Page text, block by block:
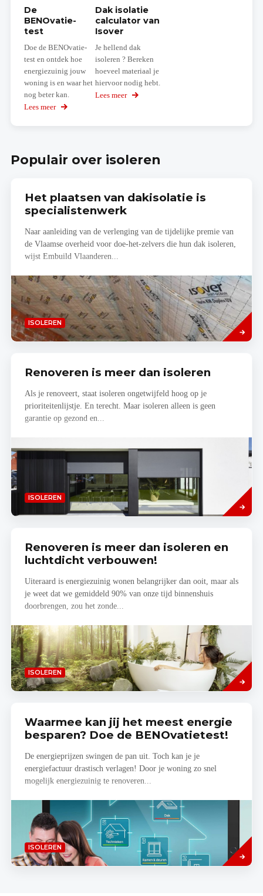
De
BENOvatie-
test
Doe de BENOvatie-
test en ontdek hoe
energiezuinig jouw
woning is en waar het
nog beter kan.
Lees meer over
Dak isolatie
calculator van
Isover
Je hellend dak
isoleren ? Bereken
hoeveel materiaal je
hiervoor nodig hebt.
Lees meer over
Populair over isoleren
Het plaatsen van dakisolatie is
specialistenwerk
Naar aanleiding van de verlenging van de tijdelijke premie van
de Vlaamse overheid voor doe-het-zelvers die hun dak isoleren,
wijst Embuild Vlaanderen...
ISOLEREN
Lees
meer
Renoveren is meer dan isoleren
Als je renoveert, staat isoleren ongetwijfeld hoog op je
prioriteitenlijstje. En terecht. Maar isoleren alleen is geen
garantie op gezond en...
ISOLEREN
more
Renoveren is meer dan isoleren en
luchtdicht verbouwen!
Uiteraard is energiezuinig wonen belangrijker dan ooit, maar als
je weet dat we gemiddeld 90% van onze tijd binnenshuis
doorbrengen, zou het zonde...
ISOLEREN
Lees
meer
Waarmee kan jij het meest energie
besparen? Doe de BENOvatietest!
De energieprijzen swingen de pan uit. Toch kan je je
energiefactuur drastisch verlagen! Door je woning zo snel
mogelijk energiezuinig te renoveren...
ISOLEREN
meer